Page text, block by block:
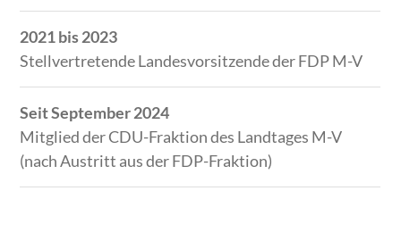
2021 bis 2023
Stellvertretende Landesvorsitzende der FDP M-V
Seit September 2024
Mitglied der CDU-Fraktion des Landtages M-V
(nach Austritt aus der FDP-Fraktion)